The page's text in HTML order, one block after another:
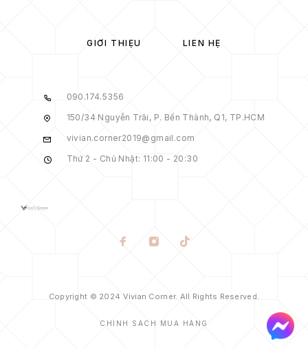
GIỚI THIỆU LIÊN HỆ
090.174.5356
150/34 Nguyễn Trãi, P. Bến Thành, Q1, TP.HCM
vivian.corner2019@gmail.com
Thứ 2 - Chủ Nhật: 11:00 - 20:30
Copyright © 2024 Vivian Corner. All Rights Reserved.
CHÍNH SÁCH MUA HÀNG